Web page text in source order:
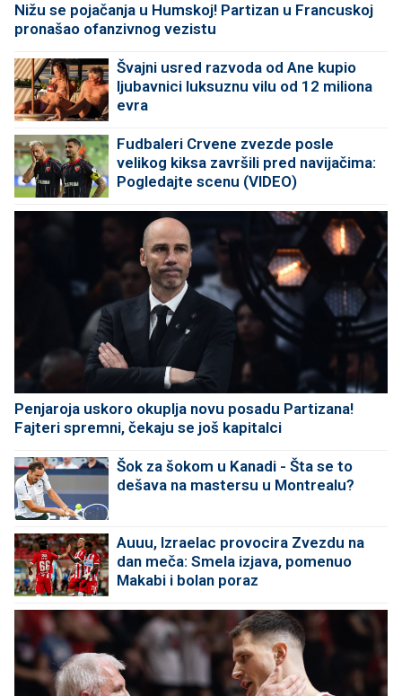
Nižu se pojačanja u Humskoj! Partizan u Francuskoj
pronašao ofanzivnog vezistu
Švajni usred razvoda od Ane kupio
ljubavnici luksuznu vilu od 12 miliona
evra
Fudbaleri Crvene zvezde posle
velikog kiksa završili pred navijačima:
Pogledajte scenu (VIDEO)
Penjaroja uskoro okuplja novu posadu Partizana!
Fajteri spremni, čekaju se još kapitalci
Šok za šokom u Kanadi - Šta se to
dešava na mastersu u Montrealu?
Auuu, Izraelac provocira Zvezdu na
dan meča: Smela izjava, pomenuo
Makabi i bolan poraz